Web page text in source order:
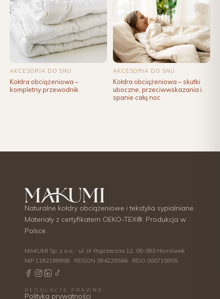
AKCESORIA DO SNU
Kołdra obciążeniowa –
kompletny przewodnik
AKCESORIA DO SNU
Kołdra obciążeniowa – skutki
uboczne, przeciwwskazania i
spanie całą noc
Naturalne kołdry obciążeniowe i tekstylia sypialniane.
Materiały z certyfikatem OEKO-TEX®. Produkcja w
Polsce.
MAKUMI Sp. z o.o. · ul. IX Poprzeczna 12, 05-080 Hornówek
NIP 1182198958 · REGON 384225566 · BDO 000715955
REGULACJE PRAWNE
Polityka prywatności